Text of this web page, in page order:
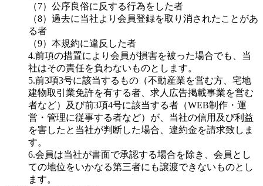
（7）公序良俗に反する行為をした者
（8）過去に当社より会員登録を取り消されたことがあ
る者
（9）本規約に違反した者
4.前項の措置により会員が損害を被った場合でも、当
社はその責任を負わないものとします。
5.前3項3号に該当するもの（不動産業を営む方、宅地
建物取引業免許を有する者、求人広告掲載事業を営む
者など）及び前3項4号に該当する者（WEB制作・運
営・管理に従事する者など）が、当社の信用及び利益
を害したと当社が判断した場合、違約金を請求致しま
す。
6.会員は当社が書面で承認する場合を除き、会員とし
ての地位をいかなる第三者にも譲渡できないものとし
ます。